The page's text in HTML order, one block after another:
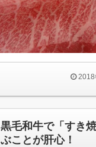
2018
黒毛和牛で「すき
ぶことが肝心！